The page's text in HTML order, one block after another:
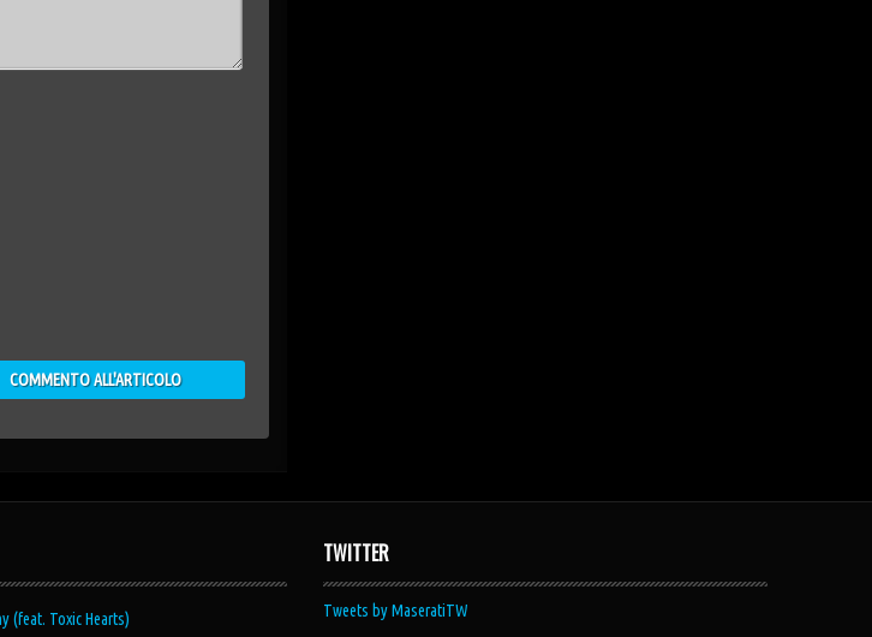
(feat. Toxic Hearts)
TWITTER
Tweets by MaseratiTW